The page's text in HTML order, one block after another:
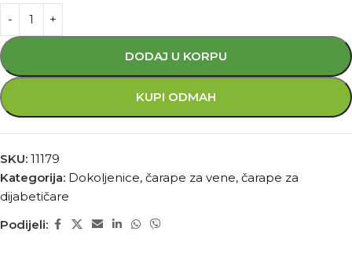
DODAJ U KORPU
KUPI ODMAH
SKU: 11179
Kategorija: Dokoljenice, čarape za vene, čarape za
dijabetičare
Podijeli: